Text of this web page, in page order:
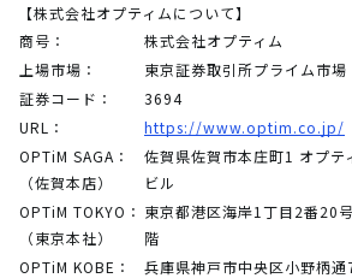
【株式会社オプティムについて】
商号：
株式会社オプティム
上場市場：
東京証券取引所プライム市場
証券コード：
3694
URL：
https://www.optim.co.jp/
OPTiM SAGA：
（佐賀本店）
佐賀県佐賀市本庄町1 オプテ
ビル
OPTiM TOKYO：
（東京本社）
東京都港区海岸1丁目2番20
階
OPTiM KOBE：
兵庫県神戸市中央区小野柄